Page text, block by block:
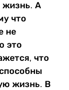
жизнь. А
что
не
это
что
жизнь. В